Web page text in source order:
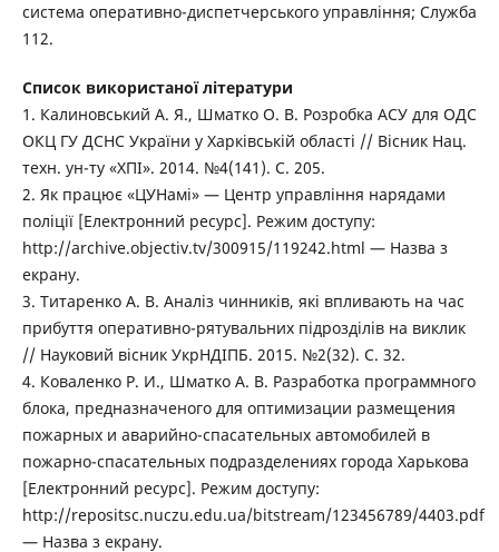
система оперативно-диспетчерського управління; Служба
112.
Список використаної літератури
1. Калиновський А. Я., Шматко О. В. Розробка АСУ для ОДС
ОКЦ ГУ ДСНС України у Харківській області // Вісник Нац.
техн. ун-ту «ХПІ». 2014. №4(141). С. 205.
2. Як працює «ЦУНамі» — Центр управління нарядами
поліції [Електронний ресурс]. Режим доступу:
http://archive.objectiv.tv/300915/119242.html — Назва з
екрану.
3. Титаренко А. В. Аналіз чинників, які впливають на час
прибуття оперативно-рятувальних підрозділів на виклик
// Науковий вісник УкрНДІПБ. 2015. №2(32). С. 32.
4. Коваленко Р. И., Шматко А. В. Разработка программного
блока, предназначеного для оптимизации размещения
пожарных и аварийно-спасательных автомобилей в
пожарно-спасательных подразделениях города Харькова
[Електронний ресурс]. Режим доступу:
http://repositsc.nuczu.edu.ua/bitstream/123456789/4403.pdf
— Назва з екрану.